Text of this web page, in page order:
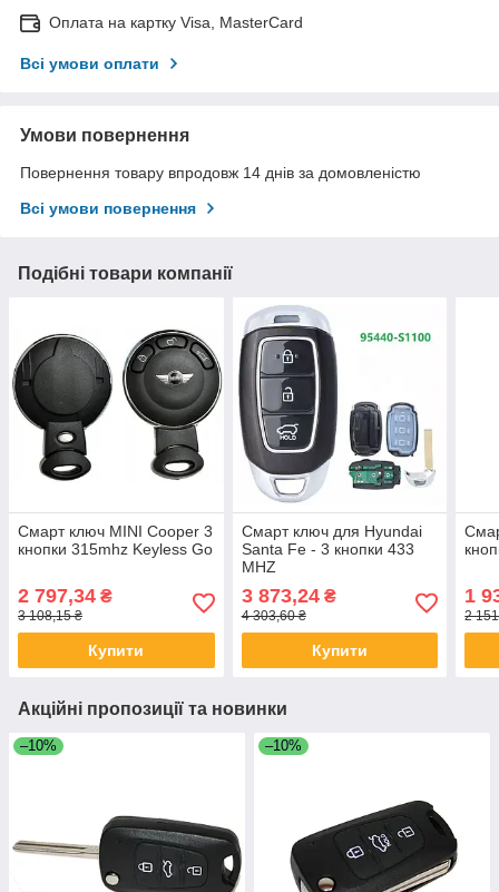
Оплата на картку Visa, MasterCard
Всі умови оплати
Умови повернення
Повернення товару впродовж 14 днів за домовленістю
Всі умови повернення
Подібні товари компанії
Смарт ключ MINI Cooper 3
кнопки 315mhz Keyless Go
2 797,34 ₴
3 108,15 ₴
Купити
Смарт ключ для Hyundai
Santa Fe - 3 кнопки 433
MHZ
3 873,24₴
4 303,60 ₴
Купити
1
2
Акційні пропозиції та новинки
–10% –10%